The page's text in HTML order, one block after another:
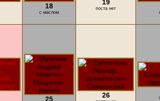
18
с маслом
19
поста нет
25 26